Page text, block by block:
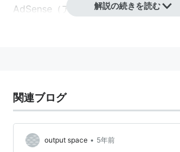
AdSense （アドセンス）とされている。
解説の続きを読む
関連ブログ
output space • 5年前